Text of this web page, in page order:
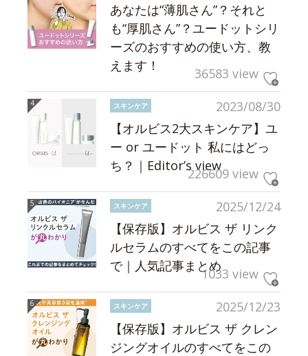
あなたは“薄肌さん”？それと
も“厚肌さん”？ユードットシリ
ーズのおすすめの使い方、教
えます！
36583 view
2023/08/30
スキンケア
【オルビス2大スキンケア】ユ
ー or ユードット 私にはどっ
ち？｜Editor’s view226609 view
2025/12/24
スキンケア
【保存版】オルビス ザ リンク
ルセラムのすべてをこの記事
で｜人気記事まとめ1033 view
2025/12/23
スキンケア
【保存版】オルビス ザ クレン
ジングオイルのすべてをこの